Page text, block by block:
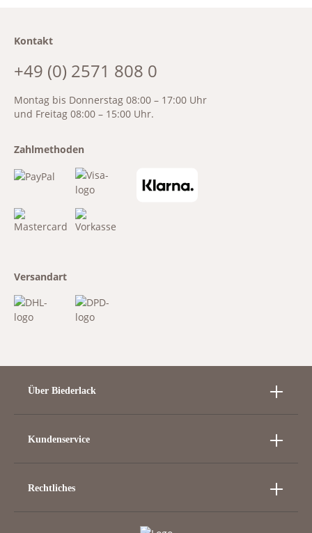
Kontakt
+49 (0) 2571 808 0
Montag bis Donnerstag 08:00 – 17:00 Uhr
und Freitag 08:00 – 15:00 Uhr.
Zahlmethoden
Versandart
Über Biederlack
Kundenservice
Rechtliches